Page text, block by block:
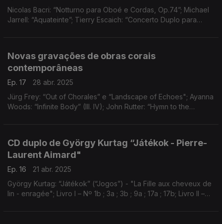
Nicolas Bacri: “Notturno para Oboé e Cordas, Op.74”; Michael
Jarrell: “Aquateinte”; Tierry Escaich: “Concerto Duplo para
Novas gravações de obras corais
contemporâneas
Ep. 17
28 abr. 2025
Jürg Frey: “Out of Chorales” e “Landscape of Echoes"; Ayanna
Woods: “Infinite Body” (III. IV); John Rutter: “Hymn to the
CD duplo de György Kurtag “Játékok - Pierre-
Laurent Aimard"
Ep. 16
21 abr. 2025
György Kurtag: “Játékok” (“Jogos”) - "La Fille aux cheveux de
lin - enragée"; Livro I – Nº 1b ; 3a ; 3b ; 9a ; 17a ; 17b; Livro II –